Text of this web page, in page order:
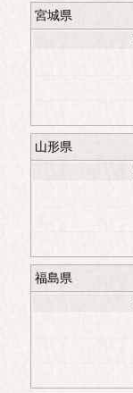
宮城県
山形県
福島県